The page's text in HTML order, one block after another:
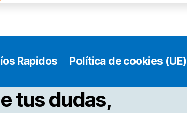
Rapidos Política de cookies (UE)
tus dudas,